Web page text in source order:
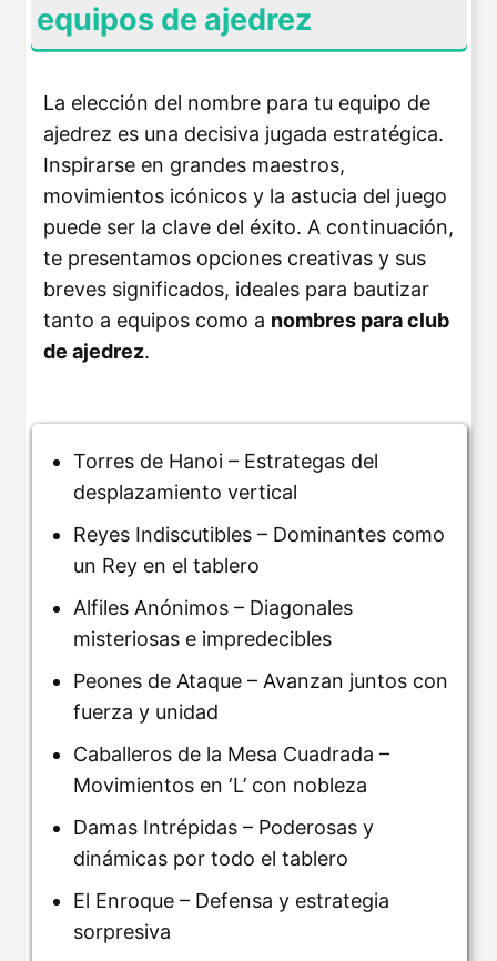
equipos de ajedrez
La elección del nombre para tu equipo de
ajedrez es una decisiva jugada estratégica.
Inspirarse en grandes maestros,
movimientos icónicos y la astucia del juego
puede ser la clave del éxito. A continuación,
te presentamos opciones creativas y sus
breves significados, ideales para bautizar
tanto a equipos como a nombres para club
de ajedrez.
Torres de Hanoi – Estrategas del
desplazamiento vertical
Reyes Indiscutibles – Dominantes como
un Rey en el tablero
Alfiles Anónimos – Diagonales
misteriosas e impredecibles
Peones de Ataque – Avanzan juntos con
fuerza y unidad
Caballeros de la Mesa Cuadrada –
Movimientos en ‘L’ con nobleza
Damas Intrépidas – Poderosas y
dinámicas por todo el tablero
El Enroque – Defensa y estrategia
sorpresiva